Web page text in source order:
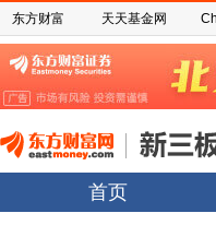
东方财富 天天基金网
首页